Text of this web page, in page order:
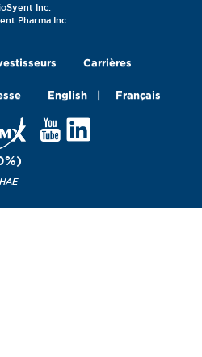
Inc.
Pharma Inc.
Carrières
English Français
%)